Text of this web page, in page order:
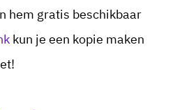
hem gratis beschikbaar
kun je een kopie maken